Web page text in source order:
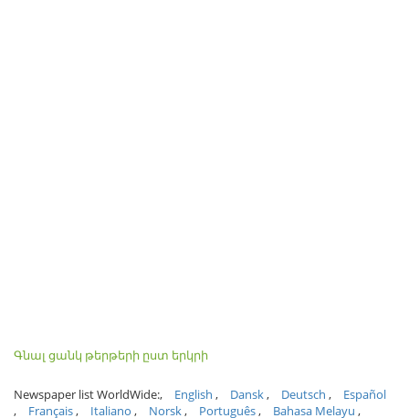
Գնալ ցանկ թերթերի ըստ երկրի
Newspaper list WorldWide: English Dansk Deutsch
Español
Français
Italiano Norsk Português Bahasa Melayu